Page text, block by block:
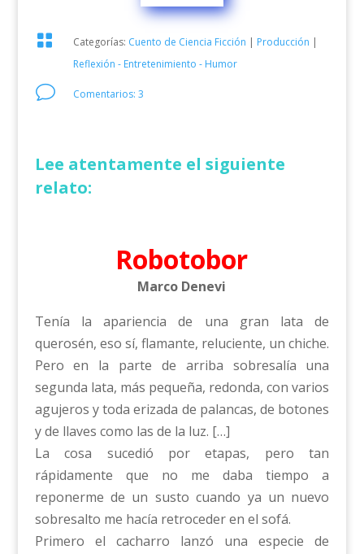
 Categorías: Cuento de Ciencia Ficción | Producción |
Reflexión - Entretenimiento - Humor
v Comentarios: 3
Lee atentamente el siguiente
relato:
Robotobor
Marco Denevi
Tenía la apariencia de una gran lata de
querosén, eso sí, flamante, reluciente, un chiche.
Pero en la parte de arriba sobresalía una
segunda lata, más pequeña, redonda, con varios
agujeros y toda erizada de palancas, de botones
y de llaves como las de la luz. […]
La cosa sucedió por etapas, pero tan
rápidamente que no me daba tiempo a
reponerme de un susto cuando ya un nuevo
sobresalto me hacía retroceder en el sofá.
Primero el cacharro lanzó una especie de